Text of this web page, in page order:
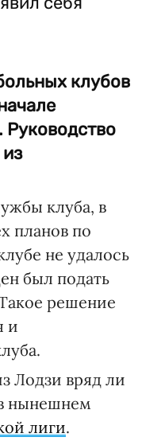
клубов
клуба, в
планов по
не удалось
был подать
решение
и
Лодзи вряд ли
нынешнем
лиги.